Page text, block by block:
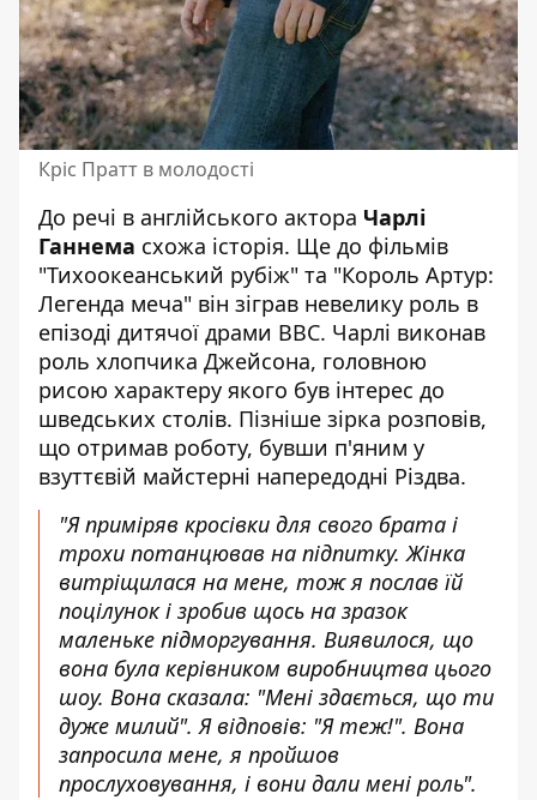
Кріс Пратт в молодості
До речі в англійського актора Чарлі
Ганнема схожа історія. Ще до фільмів
"Тихоокеанський рубіж" та "Король Артур:
Легенда меча" він зіграв невелику роль в
епізоді дитячої драми BBC. Чарлі виконав
роль хлопчика Джейсона, головною
рисою характеру якого був інтерес до
шведських столів. Пізніше зірка розповів,
що отримав роботу, бувши п'яним у
взуттєвій майстерні напередодні Різдва.
"Я приміряв кросівки для свого брата і
трохи потанцював на підпитку. Жінка
витріщилася на мене, тож я послав їй
поцілунок і зробив щось на зразок
маленьке підморгування. Виявилося, що
вона була керівником виробництва цього
шоу. Вона сказала: "Мені здається, що ти
дуже милий". Я відповів: "Я теж!". Вона
запросила мене, я пройшов
прослуховування, і вони дали мені роль".